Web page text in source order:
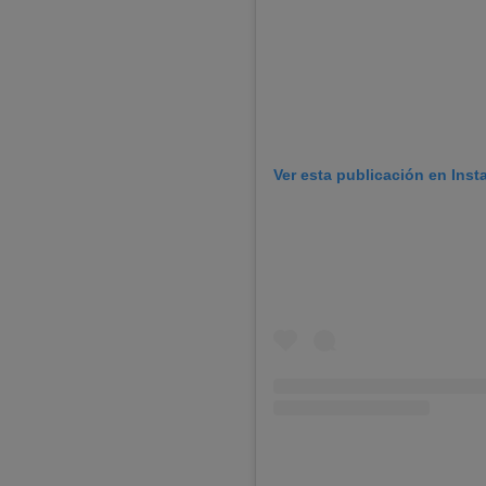
Ver esta publicación en